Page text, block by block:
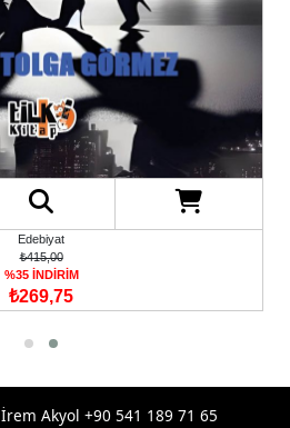
Edebiyat
₺415,00
%35 İNDİRİM
₺269,75
İrem Akyol +90 541 189 71 65